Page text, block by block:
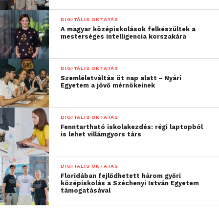
felelősségvállalás és a strukturált gondolkodás.
„Nagyon élveztem velük
a közös munkát, mindig
pontosan megjelentek a
megbeszéléseken, és
meggyőződésem, hogy a
valós munkaerőpiaci
környezetre teljes
mértékben felkészült
fiatalokká váltak”
– emelte ki.
DIGITÁLIS OKTATÁS
A magyar középiskolások felkészültek a
mesterséges intelligencia korszakára
DIGITÁLIS OKTATÁS
Szemléletváltás öt nap alatt ‒ Nyári
Egyetem a jövő mérnökeinek
DIGITÁLIS OKTATÁS
Fenntartható iskolakezdés: régi laptopból
is lehet villámgyors társ
DIGITÁLIS OKTATÁS
Floridában fejlődhetett három győri
középiskolás a Széchenyi István Egyetem
támogatásával